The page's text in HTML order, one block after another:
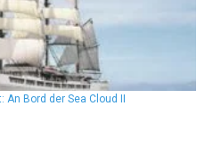
Bord der Sea Cloud II